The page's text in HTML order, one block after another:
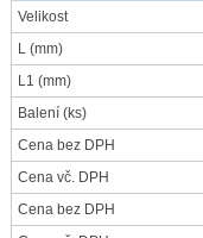
Velikost
L (mm)
L1 (mm)
Balení (ks)
Cena bez DPH
Cena vč. DPH
Cena bez DPH